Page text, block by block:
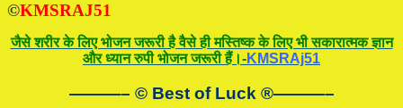
©KMSRAJ51
जैसे शरीर के लिए भोजन जरूरी है वैसे ही मस्तिष्क के लिए भी सकारात्मक ज्ञान
और ध्यान रुपी भोजन जरूरी हैं।-KMSRAj51
———– © Best of Luck ®———–